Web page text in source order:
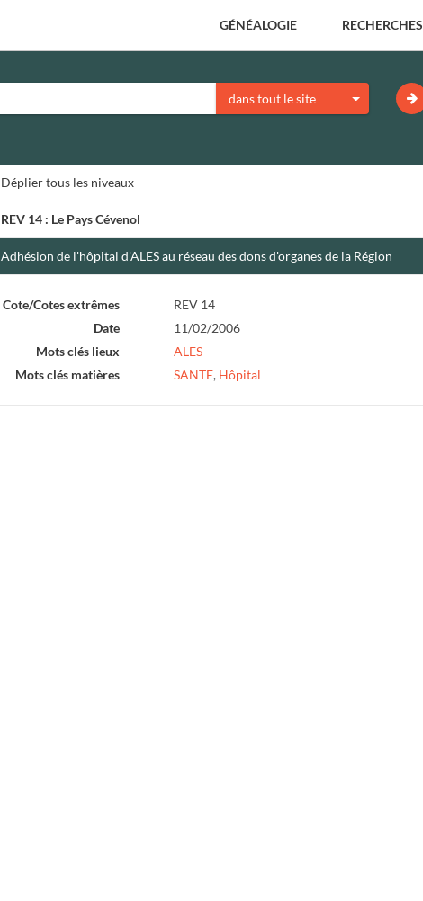
GÉNÉALOGIE RECHERCHES
dans tout le site
Dépliertous les niveaux
REV 14 : Le Pays Cévenol
Adhésion de l'hôpital d'ALES au réseau des dons d'organes de la Région
Cote/Cotes extrêmes
REV 14
Date
11/02/2006
Mots clés lieux
ALES
Mots clés matières
SANTE, Hôpital